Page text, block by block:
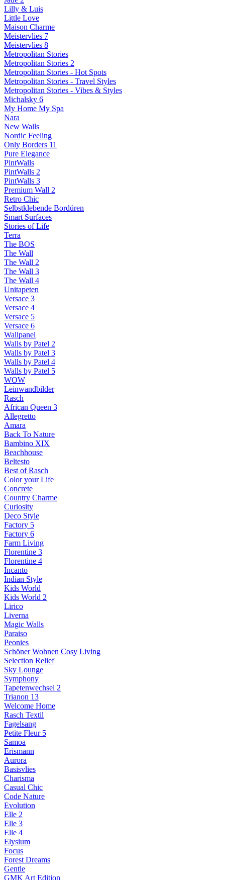
Lilly & Luis
Little Love
Maison Charme
Meistervlies 7
Meistervlies 8
Metropolitan Stories
Metropolitan Stories 2
Metropolitan Stories - Hot Spots
Metropolitan Stories - Travel Styles
Metropolitan Stories - Vibes & Styles
Michalsky 6
My Home My Spa
Nara
New Walls
Nordic Feeling
Only Borders 11
Pure Elegance
PintWalls
PintWalls 2
PintWalls 3
Premium Wall 2
Retro Chic
Selbstklebende Bordüren
Smart Surfaces
Stories of Life
Terra
The BOS
The Wall
The Wall 2
The Wall 3
The Wall 4
Unitapeten
Versace 3
Versace 4
Versace 5
Versace 6
Wallpanel
Walls by Patel 2
Walls by Patel 3
Walls by Patel 4
Walls by Patel 5
WOW
Leinwandbilder
Rasch
African Queen 3
Allegretto
Amara
Back To Nature
Bambino XIX
Beachhouse
Beltesto
Best of Rasch
Color your Life
Concrete
Country Charme
Curiosity
Deco Style
Factory 5
Factory 6
Farm Living
Florentine 3
Florentine 4
Incanto
Indian Style
Kids World
Kids World 2
Lirico
Liverna
Magic Walls
Paraiso
Peonies
Schöner Wohnen Cosy Living
Selection Relief
Sky Lounge
Symphony
Tapetenwechsel 2
Trianon 13
Welcome Home
Rasch Textil
Fagelsang
Petite Fleur 5
Samoa
Erismann
Aurora
Basisvlies
Charisma
Casual Chic
Code Nature
Evolution
Elle 2
Elle 3
Elle 4
Elysium
Focus
Forest Dreams
Gentle
GMK Art Edition